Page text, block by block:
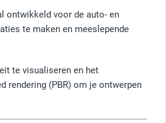
ontwikkeld voor de auto- en
te maken en meeslepende
te visualiseren en het
rendering (PBR) om je ontwerpen